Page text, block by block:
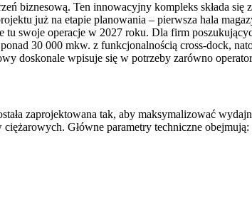
biznesową. Ten innowacyjny kompleks składa się
już na etapie planowania – pierwsza hala
swoje operacje w 2027 roku. Dla firm
30 000 mkw. z funkcjonalnością cross-dock,
doskonale wpisuje się w potrzeby zarówno
zaprojektowana tak, aby maksymalizować
Główne parametry techniczne obejmują: